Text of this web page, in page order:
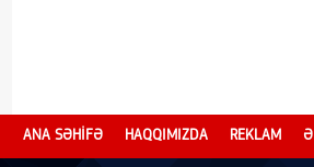
ANA SƏHİFƏ HAQQIMIZDA REKLAM